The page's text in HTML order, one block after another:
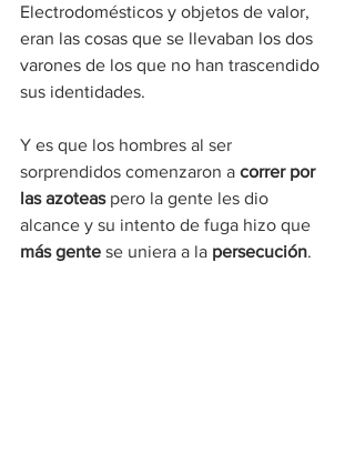
Electrodomésticos y objetos de valor,
eran las cosas que se llevaban los dos
varones de los que no han trascendido
sus identidades.
Y es que los hombres al ser
sorprendidos comenzaron a correr por
las azoteas pero la gente les dio
alcance y su intento de fuga hizo que
más gente se uniera a la persecución.